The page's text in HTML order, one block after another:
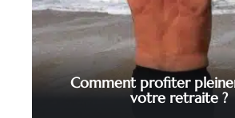
Comment profiter
votre retraite ?